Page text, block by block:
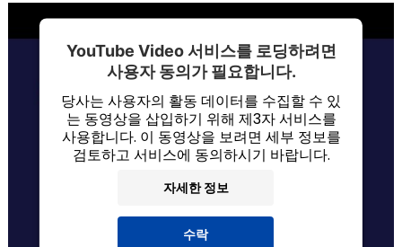
YouTube Video 서비스를 로딩하려면
사용자 동의가 필요합니다.
당사는 사용자의 활동 데이터를 수집할 수 있
는 동영상을 삽입하기 위해 제3자 서비스를
사용합니다. 이 동영상을 보려면 세부 정보를
검토하고 서비스에 동의하시기 바랍니다.
자세한 정보
수락